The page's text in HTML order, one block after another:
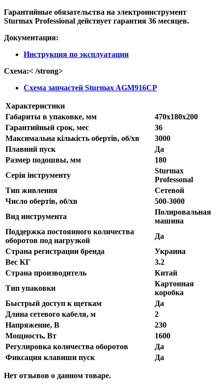
Гарантийные обязательства на электроинструмент
Sturmax Professional действует гарантия 36 месяцев.
Документация:
Инструкция по эксплуатации
Схема:< /strong>
Схема запчастей Sturmax AGM916CP
Характеристики
Габариты в упаковке, мм
470х180х200
Гарантийный срок, мес
36
Максимальна кількість обертів, об/хв
3000
Плавний пуск
Да
Размер подошвы, мм
180
Серія інструменту
Sturmax
Professonal
Тип живлення
Сетевой
Число обертів, об/хв
500-3000
Вид инструмента
Полировальная
машина
Поддержка постоянного количества
оборотов под нагрузкой
Да
Страна регистрации бренда
Украина
Вес КГ
3.2
Страна производитель
Китай
Тип упаковки
Картонная
коробка
Быстрый доступ к щеткам
Да
Длина сетевого кабеля, м
2
Напряжение, В
230
Мощность, Вт
1600
Регулировка количества оборотов
Да
Фиксация клавиши пуск
Да
Нет отзывов о данном товаре.